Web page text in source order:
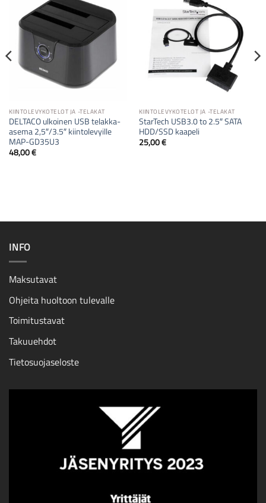
KIINTOLEVYKOTELOT JA -TELAKAT
DELTACO ulkoinen USB telakka-
asema 2,5″/3.5″ kiintolevyille
MAP-GD35U3
48,00€
KIINTOLEVYKOTELOT JA -TELAKAT
StarTech USB3.0 to 2.5″ SATA
HDD/SSD kaapeli
25,00€
INFO
Maksutavat
Ohjeita huoltoon tulevalle
Toimitustavat
Takuuehdot
Tietosuojaseloste